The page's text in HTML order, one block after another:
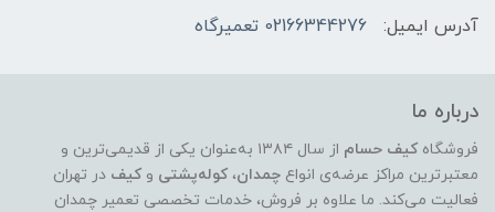
آدرس ایمیل:
02166344276 تعمیرگاه
درباره ما
فروشگاه کیف حسام
از سال ۱۳۸۴ به‌عنوان یکی از قدیمی‌ترین و
معتبرترین مراکز عرضه‌ی انواع چمدان، کوله‌پشتی و کیف در تهران
فعالیت می‌کند. ما علاوه بر فروش، خدمات تخصصی تعمیر چمدان